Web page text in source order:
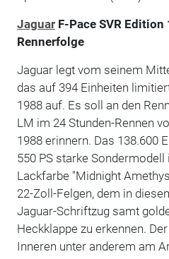
JaguarF-Pace SVR Edition
Rennerfolge
Jaguar legt vom seinem
das auf 394 Einheiten
1988 auf. Es soll an den
LM im 24 Stunden-Rennen
1988 erinnern. Das 138.600
550 PS starke
Lackfarbe "Midnight
22-Zoll-Felgen, dem in
Jaguar-Schriftzug samt
Heckklappe zu erkennen.
Inneren unter anderem am